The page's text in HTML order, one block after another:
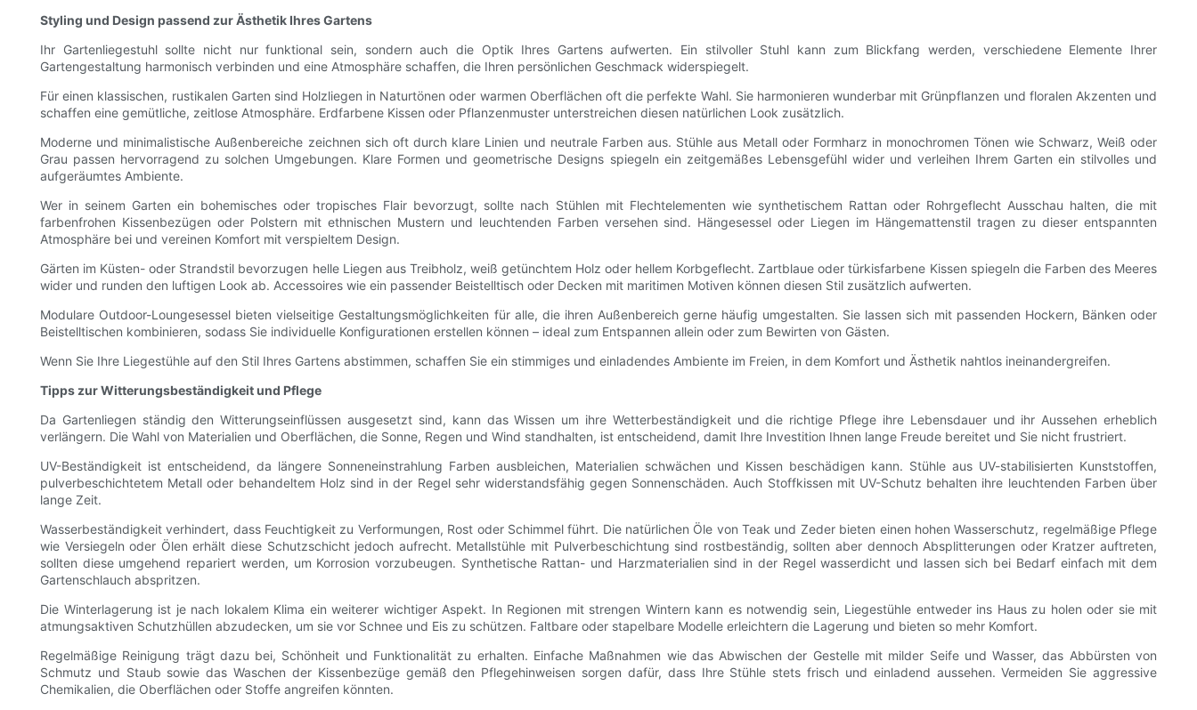
Styling und Design passend zur Ästhetik Ihres Gartens
Ihr Gartenliegestuhl sollte nicht nur funktional sein, sondern auch die Optik Ihres Gartens aufwerten. Ein stilvoller Stuhl kann zum Blickfang werden, verschiedene Elemente Ihrer
Gartengestaltung harmonisch verbinden und eine Atmosphäre schaffen, die Ihren persönlichen Geschmack widerspiegelt.
Für einen klassischen, rustikalen Garten sind Holzliegen in Naturtönen oder warmen Oberflächen oft die perfekte Wahl. Sie harmonieren wunderbar mit Grünpflanzen und floralen Akzenten und
schaffen eine gemütliche, zeitlose Atmosphäre. Erdfarbene Kissen oder Pflanzenmuster unterstreichen diesen natürlichen Look zusätzlich.
Moderne und minimalistische Außenbereiche zeichnen sich oft durch klare Linien und neutrale Farben aus. Stühle aus Metall oder Formharz in monochromen Tönen wie Schwarz, Weiß oder
Grau passen hervorragend zu solchen Umgebungen. Klare Formen und geometrische Designs spiegeln ein zeitgemäßes Lebensgefühl wider und verleihen Ihrem Garten ein stilvolles und
aufgeräumtes Ambiente.
Wer in seinem Garten ein bohemisches oder tropisches Flair bevorzugt, sollte nach Stühlen mit Flechtelementen wie synthetischem Rattan oder Rohrgeflecht Ausschau halten, die mit
farbenfrohen Kissenbezügen oder Polstern mit ethnischen Mustern und leuchtenden Farben versehen sind. Hängesessel oder Liegen im Hängemattenstil tragen zu dieser entspannten
Atmosphäre bei und vereinen Komfort mit verspieltem Design.
Gärten im Küsten- oder Strandstil bevorzugen helle Liegen aus Treibholz, weiß getünchtem Holz oder hellem Korbgeflecht. Zartblaue oder türkisfarbene Kissen spiegeln die Farben des Meeres
wider und runden den luftigen Look ab. Accessoires wie ein passender Beistelltisch oder Decken mit maritimen Motiven können diesen Stil zusätzlich aufwerten.
Modulare Outdoor-Loungesessel bieten vielseitige Gestaltungsmöglichkeiten für alle, die ihren Außenbereich gerne häufig umgestalten. Sie lassen sich mit passenden Hockern, Bänken oder
Beistelltischen kombinieren, sodass Sie individuelle Konfigurationen erstellen können – ideal zum Entspannen allein oder zum Bewirten von Gästen.
Wenn Sie Ihre Liegestühle auf den Stil Ihres Gartens abstimmen, schaffen Sie ein stimmiges und einladendes Ambiente im Freien, in dem Komfort und Ästhetik nahtlos ineinandergreifen.
Tipps zur Witterungsbeständigkeit und Pflege
Da Gartenliegen ständig den Witterungseinflüssen ausgesetzt sind, kann das Wissen um ihre Wetterbeständigkeit und die richtige Pflege ihre Lebensdauer und ihr Aussehen erheblich
verlängern. Die Wahl von Materialien und Oberflächen, die Sonne, Regen und Wind standhalten, ist entscheidend, damit Ihre Investition Ihnen lange Freude bereitet und Sie nicht frustriert.
UV-Beständigkeit ist entscheidend, da längere Sonneneinstrahlung Farben ausbleichen, Materialien schwächen und Kissen beschädigen kann. Stühle aus UV-stabilisierten Kunststoffen,
pulverbeschichtetem Metall oder behandeltem Holz sind in der Regel sehr widerstandsfähig gegen Sonnenschäden. Auch Stoffkissen mit UV-Schutz behalten ihre leuchtenden Farben über
lange Zeit.
Wasserbeständigkeit verhindert, dass Feuchtigkeit zu Verformungen, Rost oder Schimmel führt. Die natürlichen Öle von Teak und Zeder bieten einen hohen Wasserschutz, regelmäßige Pflege
wie Versiegeln oder Ölen erhält diese Schutzschicht jedoch aufrecht. Metallstühle mit Pulverbeschichtung sind rostbeständig, sollten aber dennoch Absplitterungen oder Kratzer auftreten,
sollten diese umgehend repariert werden, um Korrosion vorzubeugen. Synthetische Rattan- und Harzmaterialien sind in der Regel wasserdicht und lassen sich bei Bedarf einfach mit dem
Gartenschlauch abspritzen.
Die Winterlagerung ist je nach lokalem Klima ein weiterer wichtiger Aspekt. In Regionen mit strengen Wintern kann es notwendig sein, Liegestühle entweder ins Haus zu holen oder sie mit
atmungsaktiven Schutzhüllen abzudecken, um sie vor Schnee und Eis zu schützen. Faltbare oder stapelbare Modelle erleichtern die Lagerung und bieten so mehr Komfort.
Regelmäßige Reinigung trägt dazu bei, Schönheit und Funktionalität zu erhalten. Einfache Maßnahmen wie das Abwischen der Gestelle mit milder Seife und Wasser, das Abbürsten von
Schmutz und Staub sowie das Waschen der Kissenbezüge gemäß den Pflegehinweisen sorgen dafür, dass Ihre Stühle stets frisch und einladend aussehen. Vermeiden Sie aggressive
Chemikalien, die Oberflächen oder Stoffe angreifen könnten.